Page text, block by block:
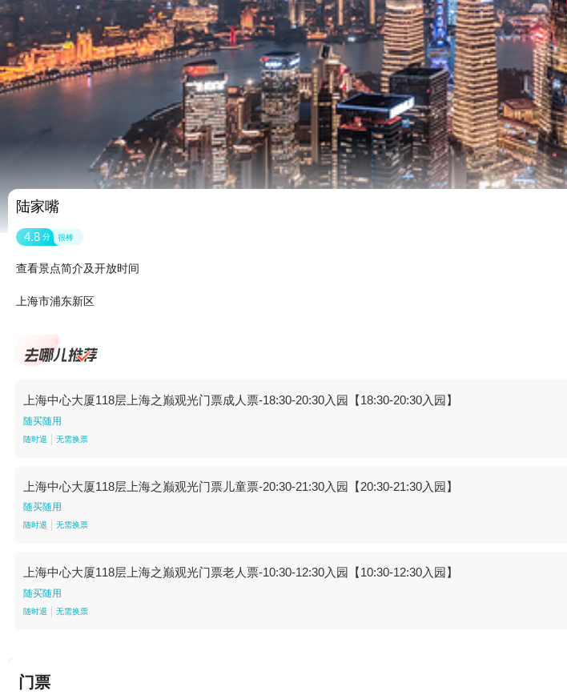
陆家嘴
4.8 分 很棒
查看景点简介及开放时间
上海市浦东新区
上海中心大厦118层上海之巅观光门票成人票-18:30-20:30入园【18:30-20:30入园】
随买随用
随时退 无需换票
上海中心大厦118层上海之巅观光门票儿童票-20:30-21:30入园【20:30-21:30入园】
随买随用
随时退 无需换票
上海中心大厦118层上海之巅观光门票老人票-10:30-12:30入园【10:30-12:30入园】
随买随用
随时退 无需换票
门票